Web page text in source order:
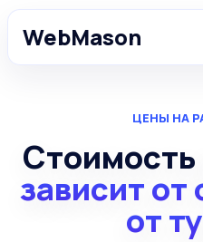
WebMason
ЦЕНЫ НА
Стоимость
зависит от
от